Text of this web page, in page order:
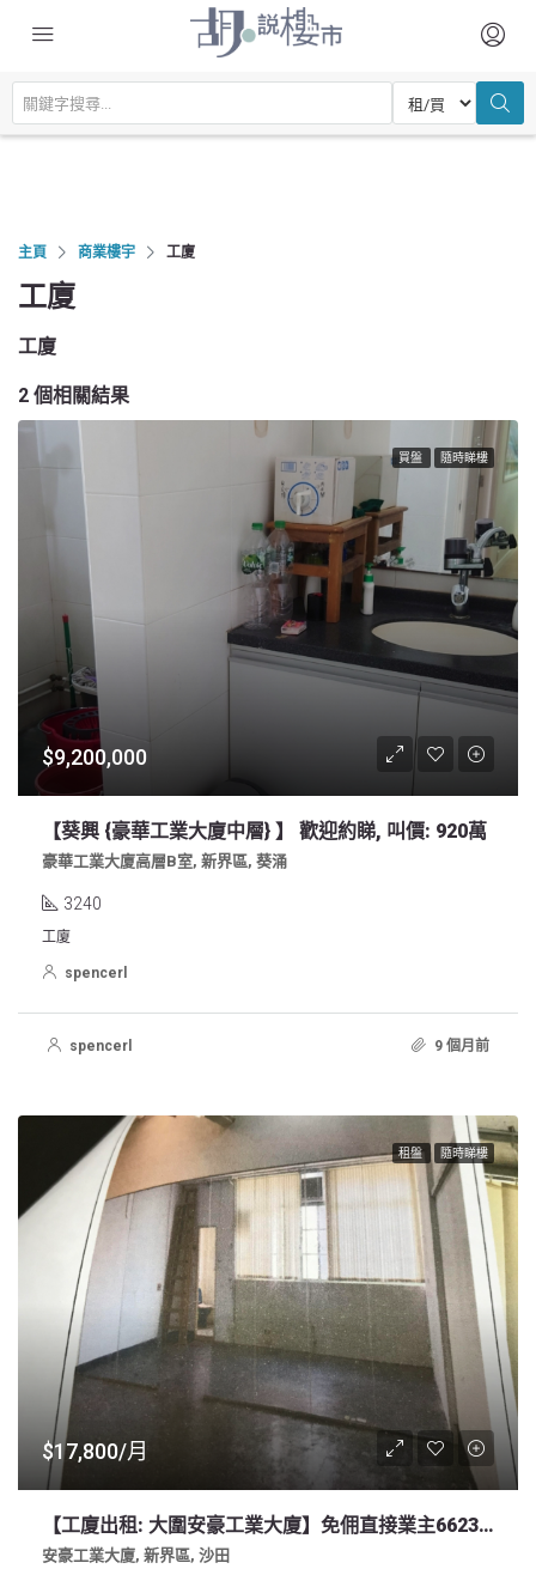
主頁 商業樓宇 工廈
工廈
工廈
2 個相關結果
買盤 隨時睇樓
$9,200,000
【葵興 {豪華工業大廈中層} 】 歡迎約睇, 叫價: 920萬
豪華工業大廈高層B室, 新界區, 葵涌
3240
工廈
spencerl
spencerl 9 個月前
租盤 隨時睇樓
$17,800/月
【工廈出租: 大圍安豪工業大廈】免佣直接業主66232389
安豪工業大廈, 新界區, 沙田